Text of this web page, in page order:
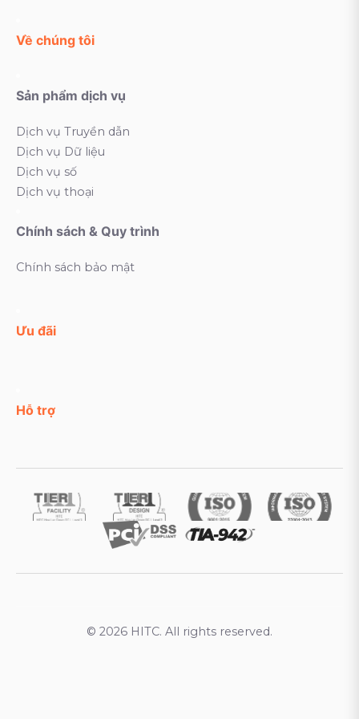
Về chúng tôi
Sản phẩm dịch vụ
Dịch vụ Truyền dẫn
Dịch vụ Dữ liệu
Dịch vụ số
Dịch vụ thoại
Chính sách & Quy trình
Chính sách bảo mật
Ưu đãi
Hỗ trợ
© 2026 HITC. All rights reserved.